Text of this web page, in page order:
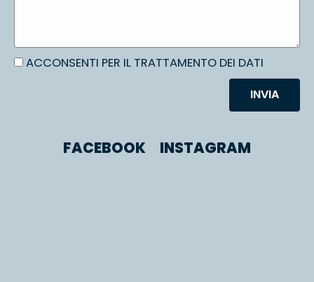
ACCONSENTI PER IL TRATTAMENTO DEI DATI
INVIA
FACEBOOK INSTAGRAM